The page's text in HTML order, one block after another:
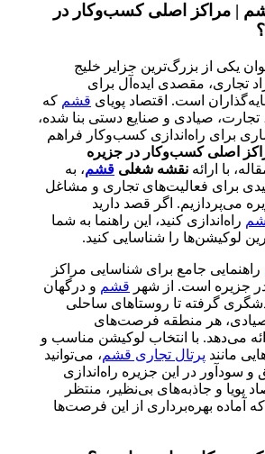
| مراکز اصلی کسب‌وکار در
یکی از بزرگ‌ترین جزایر خلیج
تجاری، مقصدی ایده‌آل برای
است. اقتصاد پویای قشم که
تجارت، صیادی و صنایع دستی بنا شده،
برای راه‌اندازی کسب‌وکار فراهم
اصلی کسب‌وکار در جزیره
با ارائه نقشه شغلی قشم، به
برای فعالیت‌های تجاری و مشاغل
می‌پردازیم. اگر قصد دارید
راه‌اندازی کنید، این راهنما به شما
لوکیشن‌ها را شناسایی کنید.
راهنمایی جامع برای شناسایی مراکز
جزیره است. از شهر قشم و درگهان
گرفته تا روستاهای ساحلی
هر منطقه فرصت‌های
می‌دهد. با انتخاب لوکیشن مناسب و
مانند پرتال تجاری قشم، می‌توانید
در این جزیره راه‌اندازی
پویا و جاذبه‌های بی‌نظیر، منتظر
آماده بهره‌برداری از این فرصت‌ها